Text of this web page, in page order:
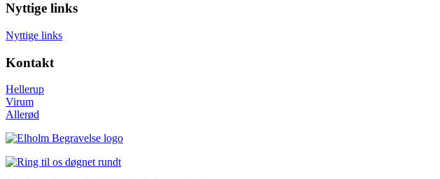
Nyttige links
Nyttige links
Kontakt
Hellerup
Virum
Allerød